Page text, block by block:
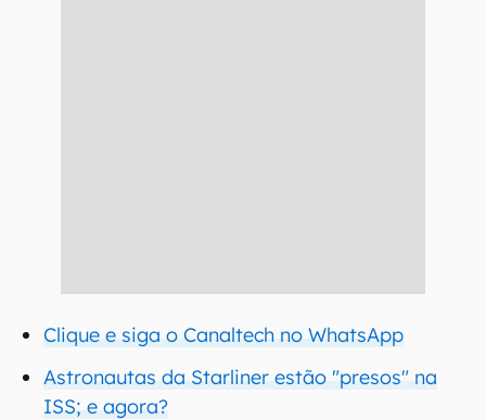
Clique e siga o Canaltech no WhatsApp
Astronautas da Starliner estão "presos" na
ISS; e agora?